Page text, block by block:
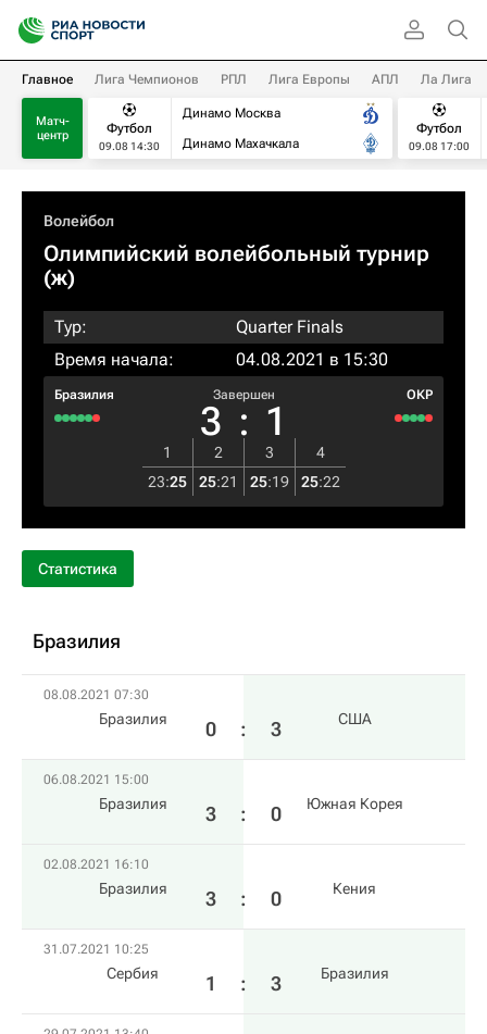
Главное Лига Чемпионов РПЛ Лига Европы АПЛ Ла Лига
Матч-
центр
Футбол
09.08 14:30
Динамо Москва
Динамо Махачкала
Футбол
09.08 17:00
Волейбол
Олимпийский волейбольный турнир
(ж)
Тур:
Quarter Finals
Время начала:
04.08.2021 в 15:30
Бразилия Завершен
3 : 1
ОКР
1 2 3
4
23:25 25:21 25:19 25:22
Статистика
Бразилия
08.08.2021 07:30
Бразилия 0 : 3 США
06.08.2021 15:00
Бразилия 3 : 0 Южная Корея
02.08.2021 16:10
Бразилия 3 : 0 Кения
31.07.2021 10:25
Сербия 1 : 3 Бразилия